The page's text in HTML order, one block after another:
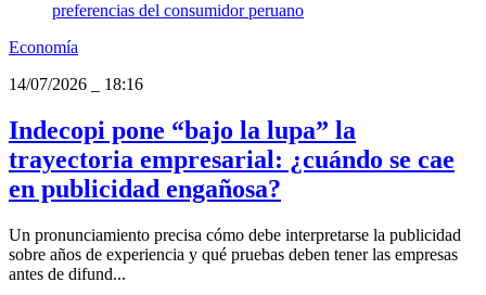
Economía
14/07/2026
18:16
Indecopi pone “bajo la lupa” la
trayectoria empresarial: ¿cuándo se cae
en publicidad engañosa?
Un pronunciamiento precisa cómo debe interpretarse la publicidad
sobre años de experiencia y qué pruebas deben tener las empresas
antes de difund...